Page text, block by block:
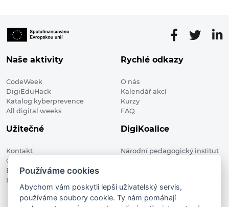
Naše aktivity
CodeWeek
DigiEduHack
Katalog kyberprevence
All digital weeks
Rychlé odkazy
O nás
Kalendář akcí
Kurzy
FAQ
Užitečné
Kontakt
Členské organizace
Blog
Digitalizace ve vzdělávání
DigiKoalice
Národní pedagogický institut
Používáme cookies
Abychom vám poskytli lepší uživatelský servis,
používáme soubory cookie. Ty nám pomáhají